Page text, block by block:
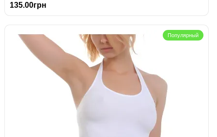
135.00грн
Популярный